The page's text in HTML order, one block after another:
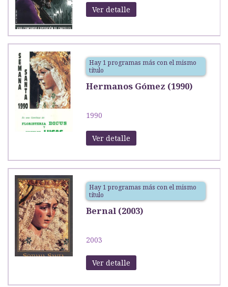
Ver detalle
Hay 1 programas más con el mismo
título
Hermanos Gómez (1990)
1990
Ver detalle
Hay 1 programas más con el mismo
título
Bernal (2003)
2003
Ver detalle